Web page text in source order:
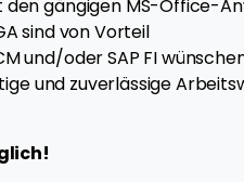
gängigen MS-Office-
sind von Vorteil
und/oder SAP FI
und zuverlässige